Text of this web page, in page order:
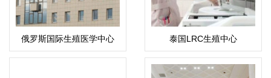
俄罗斯国际生殖医学中心
(ICRM)
泰国LRC生殖中心